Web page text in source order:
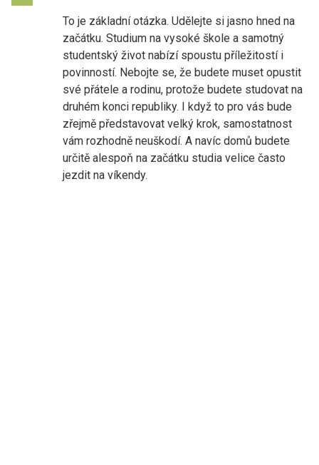
To je základní otázka. Udělejte si jasno hned na
začátku. Studium na vysoké škole a samotný
studentský život nabízí spoustu příležitostí i
povinností. Nebojte se, že budete muset opustit
své přátele a rodinu, protože budete studovat na
druhém konci republiky. I když to pro vás bude
zřejmě představovat velký krok, samostatnost
vám rozhodně neuškodí. A navíc domů budete
určitě alespoň na začátku studia velice často
jezdit na víkendy.